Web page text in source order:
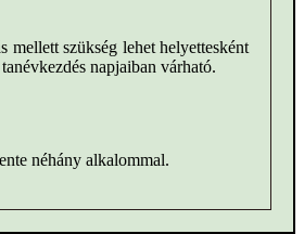
mellett szükség lehet helyettesként
napjaiban várható.
néhány alkalommal.